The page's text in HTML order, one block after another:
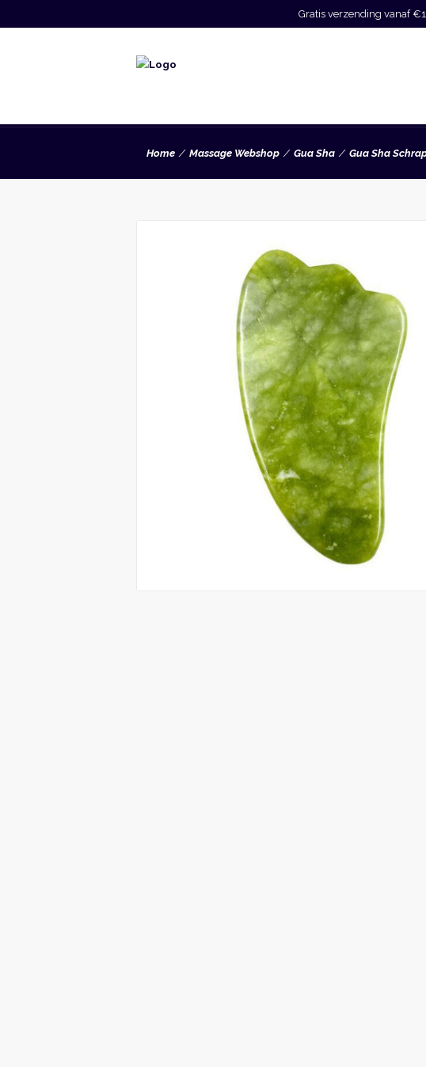
Gratis verzending vanaf
Home Massage Webshop Gua Sha Gua Sha